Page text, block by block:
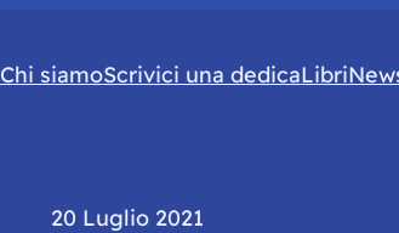
Chi siamoScrivici una dedicaLibri
20 Luglio 2021